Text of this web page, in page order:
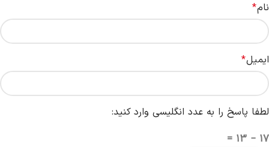
نام*
ایمیل*
لطفا پاسخ را به عدد انگلیسی وارد کنید:
17 − 13 =